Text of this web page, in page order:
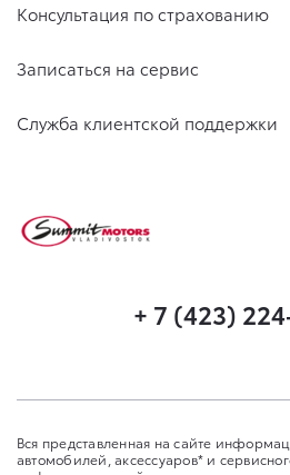
Консультация по страхованию
Записаться на сервис
Служба клиентской поддержки
+ 7 (423)
Вся представленная на сайте
автомобилей, аксессуаров* и